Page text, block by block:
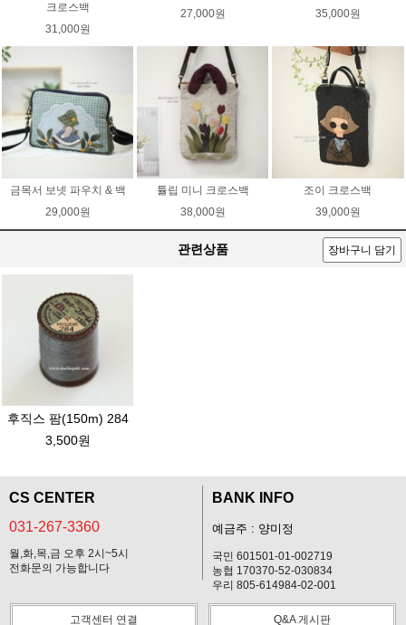
크로스백
31,000원
27,000원
35,000원
금목서 보넷 파우치 & 백
29,000원
튤립 미니 크로스백
38,000원
조이 크로스백
39,000원
관련상품 장바구니 담기
후직스 팜(150m) 284
3,500원
CS CENTER
031-267-3360
월,화,목,금 오후 2시~5시
전화문의 가능합니다
BANK INFO
예금주 : 양미정
국민 601501-01-002719
농협 170370-52-030834
우리 805-614984-02-001
고객센터 연결 Q&A 게시판